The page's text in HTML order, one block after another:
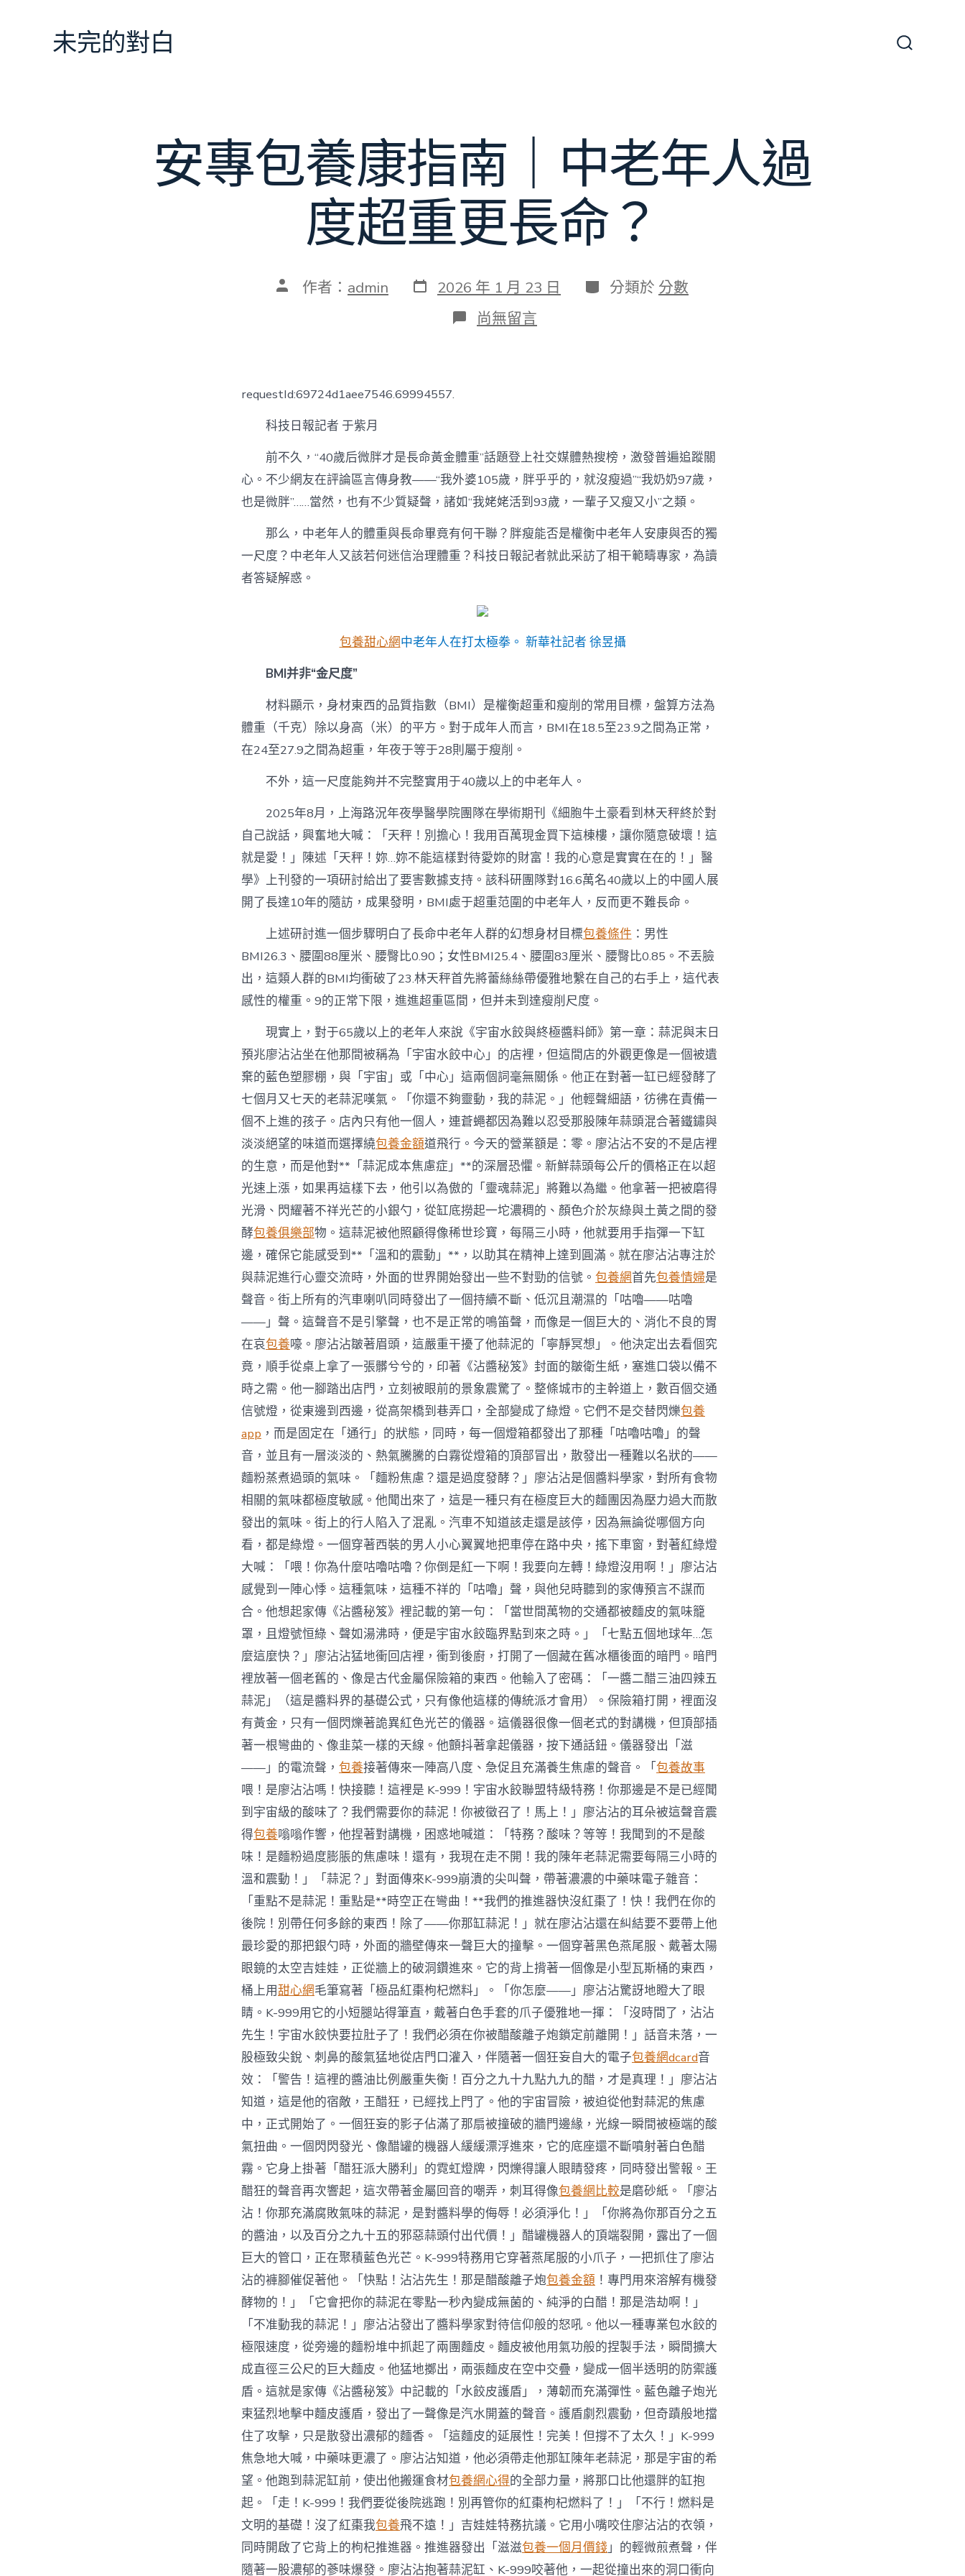
未完的對白
安專包養康指南｜中老年人過
度超重更長命？
文 作者： admin 發
表
2026 年 1 月 23 日 分
類
分類於 分數
在
〈安
中
老
年
人
過
超
重
更
中
尚無留言
requestId:69724d1aee7546.69994557.
科技日報記者 于紫月
前不久，“40歲后微胖才是長命黃金體重”話題登上社交媒體熱搜榜，激發普遍追蹤關
心。不少網友在評論區言傳身教——“我外婆105歲，胖乎乎的，就沒瘦過”“我奶奶97歲，
也是微胖”……當然，也有不少質疑聲，諸如“我姥姥活到93歲，一輩子又瘦又小”之類。
那么，中老年人的體重與長命畢竟有何干聯？胖瘦能否是權衡中老年人安康與否的獨
一尺度？中老年人又該若何迷信治理體重？科技日報記者就此采訪了相干範疇專家，為讀
者答疑解惑。
包養甜心網中老年人在打太極拳。 新華社記者 徐昱攝
BMI并非“金尺度”
材料顯示，身材東西的品質指數（BMI）是權衡超重和瘦削的常用目標，盤算方法為
體重（千克）除以身高（米）的平方。對于成年人而言，BMI在18.5至23.9之間為正常，
在24至27.9之間為超重，年夜于等于28則屬于瘦削。
不外，這一尺度能夠并不完整實用于40歲以上的中老年人。
2025年8月，上海路況年夜學醫學院團隊在學術期刊《細胞牛土豪看到林天秤終於對
自己說話，興奮地大喊：「天秤！別擔心！我用百萬現金買下這棟樓，讓你隨意破壞！這
就是愛！」陳述「天秤！妳…妳不能這樣對待愛妳的財富！我的心意是實實在在的！」醫
學》上刊發的一項研討給出了要害數據支持。該科研團隊對16.6萬名40歲以上的中國人展
開了長達10年的隨訪，成果發明，BMI處于超重范圍的中老年人，反而更不難長命。
上述研討進一個步驟明白了長命中老年人群的幻想身材目標包養條件 ：男性
BMI26.3、腰圍88厘米、腰臀比0.90；女性BMI25.4、腰圍83厘米、腰臀比0.85。不丟臉
出，這類人群的BMI均衝破了23.林天秤首先將蕾絲絲帶優雅地繫在自己的右手上，這代表
感性的權重。9的正常下限，進進超重區間，但并未到達瘦削尺度。
現實上，對于65歲以上的老年人來說《宇宙水餃與終極醬料師》第一章：蒜泥與末日
預兆廖沾沾坐在他那間被稱為「宇宙水餃中心」的店裡，但這間店的外觀更像是一個被遺
棄的藍色塑膠棚，與「宇宙」或「中心」這兩個詞毫無關係。他正在對著一缸已經發酵了
七個月又七天的老蒜泥嘆氣。「你還不夠靈動，我的蒜泥。」他輕聲細語，彷彿在責備一
個不上進的孩子。店內只有他一個人，連蒼蠅都因為難以忍受那股陳年蒜頭混合著鐵鏽與
淡淡絕望的味道而選擇繞包養金額道飛行。今天的營業額是：零。廖沾沾不安的不是店裡
的生意，而是他對**「蒜泥成本焦慮症」**的深層恐懼。新鮮蒜頭每公斤的價格正在以超
光速上漲，如果再這樣下去，他引以為傲的「靈魂蒜泥」將難以為繼。他拿著一把被磨得
光滑、閃耀著不祥光芒的小銀勺，從缸底撈起一坨濃稠的、顏色介於灰綠與土黃之間的發
酵包養俱樂部物。這蒜泥被他照顧得像稀世珍寶，每隔三小時，他就要用手指彈一下缸
邊，確保它能感受到**「溫和的震動」**，以助其在精神上達到圓滿。就在廖沾沾專注於
與蒜泥進行心靈交流時，外面的世界開始發出一些不對勁的信號。 包養網首先包養情婦是
聲音。街上所有的汽車喇叭同時發出了一個持續不斷、低沉且潮濕的「咕嚕——咕嚕
——」聲。這聲音不是引擎聲，也不是正常的鳴笛聲，而像是一個巨大的、消化不良的胃
在哀包養嚎。廖沾沾皺著眉頭，這嚴重干擾了他蒜泥的「寧靜冥想」。他決定出去看個究
竟，順手從桌上拿了一張髒兮兮的，印著《沾醬秘笈》封面的皺衛生紙，塞進口袋以備不
時之需。他一腳踏出店門，立刻被眼前的景象震驚了。整條城市的主幹道上，數百個交通
信號燈，從東邊到西邊，從高架橋到巷弄口，全部變成了綠燈。它們不是交替閃爍包養
app ，而是固定在「通行」的狀態，同時，每一個燈箱都發出了那種「咕嚕咕嚕」的聲
音，並且有一層淡淡的、熱氣騰騰的白霧從燈箱的頂部冒出，散發出一種難以名狀的——
麵粉蒸煮過頭的氣味。「麵粉焦慮？還是過度發酵？」廖沾沾是個醬料學家，對所有食物
相關的氣味都極度敏感。他聞出來了，這是一種只有在極度巨大的麵團因為壓力過大而散
發出的氣味。街上的行人陷入了混亂。汽車不知道該走還是該停，因為無論從哪個方向
看，都是綠燈。一個穿著西裝的男人小心翼翼地把車停在路中央，搖下車窗，對著紅綠燈
大喊：「喂！你為什麼咕嚕咕嚕？你倒是紅一下啊！我要向左轉！綠燈沒用啊！」廖沾沾
感覺到一陣心悸。這種氣味，這種不祥的「咕嚕」聲，與他兒時聽到的家傳預言不謀而
合。他想起家傳《沾醬秘笈》裡記載的第一句：「當世間萬物的交通都被麵皮的氣味籠
罩，且燈號恒綠、聲如湯沸時，便是宇宙水餃臨界點到來之時。」「七點五個地球年…怎
麼這麼快？」廖沾沾猛地衝回店裡，衝到後廚，打開了一個藏在舊冰櫃後面的暗門。暗門
裡放著一個老舊的、像是古代金屬保險箱的東西。他輸入了密碼：「一醬二醋三油四辣五
蒜泥」（這是醬料界的基礎公式，只有像他這樣的傳統派才會用）。保險箱打開，裡面沒
有黃金，只有一個閃爍著詭異紅色光芒的儀器。這儀器很像一個老式的對講機，但頂部插
著一根彎曲的、像韭菜一樣的天線。他顫抖著拿起儀器，按下通話鈕。儀器發出「滋
——」的電流聲， 包養接著傳來一陣高八度、急促且充滿養生焦慮的聲音。「包養故事
喂！是廖沾沾嗎！快接聽！這裡是 K-999！宇宙水餃聯盟特級特務！你那邊是不是已經聞
到宇宙級的酸味了？我們需要你的蒜泥！你被徵召了！馬上！」廖沾沾的耳朵被這聲音震
得包養嗡嗡作響，他捏著對講機，困惑地喊道：「特務？酸味？等等！我聞到的不是酸
味！是麵粉過度膨脹的焦慮味！還有，我現在走不開！我的陳年老蒜泥需要每隔三小時的
溫和震動！」「蒜泥？」對面傳來K-999崩潰的尖叫聲，帶著濃濃的中藥味電子雜音：
「重點不是蒜泥！重點是**時空正在彎曲！**我們的推進器快沒紅棗了！快！我們在你的
後院！別帶任何多餘的東西！除了——你那缸蒜泥！」就在廖沾沾還在糾結要不要帶上他
最珍愛的那把銀勺時，外面的牆壁傳來一聲巨大的撞擊。一個穿著黑色燕尾服、戴著太陽
眼鏡的太空吉娃娃，正從牆上的破洞鑽進來。它的背上揹著一個像是小型瓦斯桶的東西，
桶上用甜心網毛筆寫著「極品紅棗枸杞燃料」。「你怎麼——」廖沾沾驚訝地瞪大了眼
睛。K-999用它的小短腿站得筆直，戴著白色手套的爪子優雅地一揮：「沒時間了，沾沾
先生！宇宙水餃快要拉肚子了！我們必須在你被醋酸離子炮鎖定前離開！」話音未落，一
股極致尖銳、刺鼻的酸氣猛地從店門口灌入，伴隨著一個狂妄自大的電子包養網dcard音
效：「警告！這裡的醬油比例嚴重失衡！百分之九十九點九九的醋，才是真理！」廖沾沾
知道，這是他的宿敵，王醋狂，已經找上門了。他的宇宙冒險，被迫從他對蒜泥的焦慮
中，正式開始了。一個狂妄的影子佔滿了那扇被撞破的牆門邊緣，光線一瞬間被極端的酸
氣扭曲。一個閃閃發光、像醋罐的機器人緩緩漂浮進來，它的底座還不斷噴射著白色醋
霧。它身上掛著「醋狂派大勝利」的霓虹燈牌，閃爍得讓人眼睛發疼，同時發出警報。王
醋狂的聲音再次響起，這次帶著金屬回音的嘲弄，刺耳得像包養網比較是磨砂紙。「廖沾
沾！你那充滿腐敗氣味的蒜泥，是對醬料學的侮辱！必須淨化！」「你將為你那百分之五
的醬油，以及百分之九十五的邪惡蒜頭付出代價！」醋罐機器人的頂端裂開，露出了一個
巨大的管口，正在聚積藍色光芒。K-999特務用它穿著燕尾服的小爪子，一把抓住了廖沾
沾的褲腳催促著他。「快點！沾沾先生！那是醋酸離子炮包養金額 ！專門用來溶解有機發
酵物的！」「它會把你的蒜泥在零點一秒內變成無菌的、純淨的白醋！那是浩劫啊！」
「不准動我的蒜泥！」廖沾沾發出了醬料學家對待信仰般的怒吼。他以一種專業包水餃的
極限速度，從旁邊的麵粉堆中抓起了兩團麵皮。麵皮被他用氣功般的捏製手法，瞬間擴大
成直徑三公尺的巨大麵皮。他猛地擲出，兩張麵皮在空中交疊，變成一個半透明的防禦護
盾。這就是家傳《沾醬秘笈》中記載的「水餃皮護盾」，薄韌而充滿彈性。藍色離子炮光
束猛烈地擊中麵皮護盾，發出了一聲像是汽水開蓋的聲音。護盾劇烈震動，但奇蹟般地擋
住了攻擊，只是散發出濃郁的麵香。「這麵皮的延展性！完美！但撐不了太久！」K-999
焦急地大喊，中藥味更濃了。廖沾沾知道，他必須帶走他那缸陳年老蒜泥，那是宇宙的希
望。他跑到蒜泥缸前，使出他搬運食材包養網心得的全部力量，將那口比他還胖的缸抱
起。「走！K-999！我們要從後院逃跑！別再管你的紅棗枸杞燃料了！」「不行！燃料是
文明的基礎！沒了紅棗我包養飛不遠！」吉娃娃特務抗議。它用小嘴咬住廖沾沾的衣領，
同時開啟了它背上的枸杞推進器。推進器發出「滋滋包養一個月價錢」的輕微煎煮聲，伴
隨著一股濃郁的蔘味爆發。廖沾沾抱著蒜泥缸、K-999咬著他，一起從撞出來的洞口衝向